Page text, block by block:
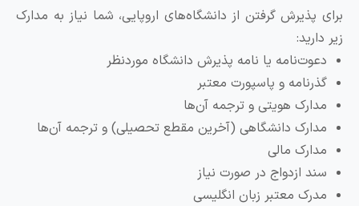
پذیرش گرفتن از دانشگاه‌های اروپایی، شما نیاز به مدارک
دارید:
دعوت‌نامه یا نامه پذیرش دانشگاه موردنظر
گذرنامه و پاسپورت معتبر
مدارک هویتی و ترجمه آن‌ها
مدارک دانشگاهی (آخرین مقطع تحصیلی) و ترجمه آن‌ها
مدارک مالی
سند ازدواج در صورت نیاز
مدرک معتبر زبان انگلیسی